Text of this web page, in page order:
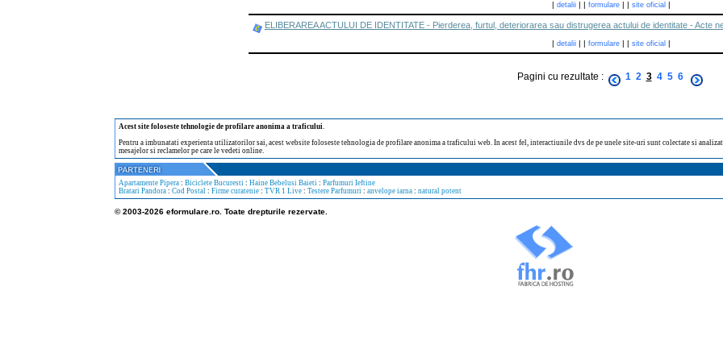
| detalii| | formulare| | site oficial|
ELIBERAREA ACTULUI DE IDENTITATE - Pierderea, furtul, deteriorarea sau distrugerea actului de identitate - Acte
| detalii| | formulare| | site oficial|
Pagini cu rezultate : 1 2 3 4 5 6
Acest site foloseste tehnologie de profilare anonima a traficului.
Pentru a imbunatati experienta utilizatorilor sai, acest website foloseste tehnologia de profilare anonima a traficului web. In acest fel, interactiunile dvs de pe unele site-uri sunt colectate si
mesajelor si reclamelor pe care le vedeti online.
Apartamente Pipera : Biciclete Bucuresti : Haine Bebelusi Baieti : Parfumuri Ieftine
Bratari Pandora : Cod Postal : Firme curatenie : TVR 1 Live : Testere Parfumuri : anvelope iarna : natural potent
© 2003-2026 eformulare.ro. Toate drepturile rezervate.